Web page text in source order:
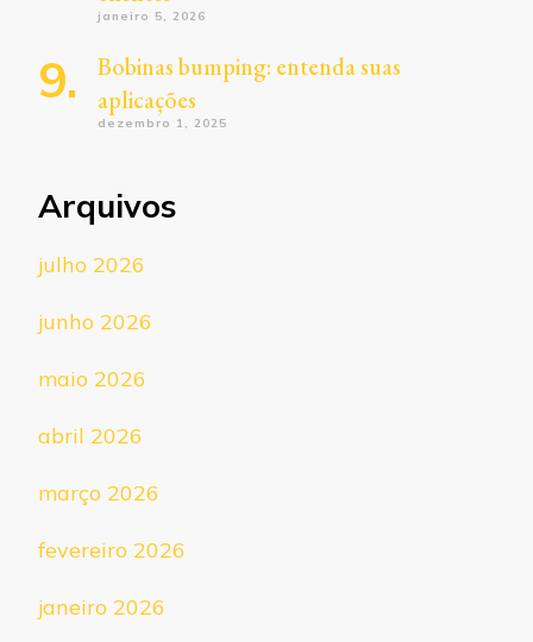
janeiro 5, 2026
Bobinas bumping: entenda suas
aplicações
dezembro 1, 2025
Arquivos
julho 2026
junho 2026
maio 2026
abril 2026
março 2026
fevereiro 2026
janeiro 2026